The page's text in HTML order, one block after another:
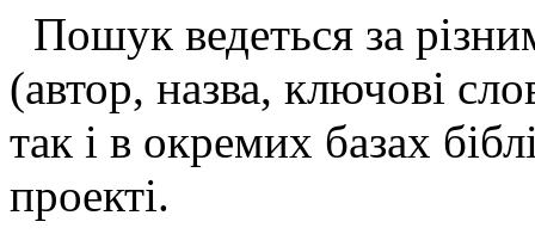
Пошук ведеться за
(автор, назва, ключові
так і в окремих базах
проекті.